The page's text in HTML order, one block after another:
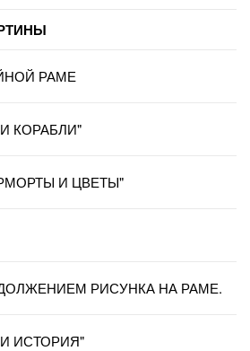
РАМЕ
КОРАБЛИ"
И ЦВЕТЫ"
РИСУНКА НА РАМЕ.
ИСТОРИЯ"